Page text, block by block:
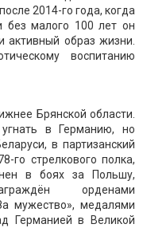
2014-го года, когда
без малого 100 лет он
активный образ жизни.
воспитанию
Брянской области.
в Германию, но
в партизанский
го стрелкового полка,
в боях за Польшу,
орденами
мужество», медалями
Германией в Великой